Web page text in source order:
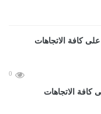
0
الاتجاهات